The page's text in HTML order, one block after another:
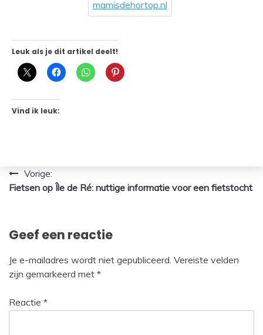
mamisdehortop.nl
Leuk als je dit artikel deelt!
Vind ik leuk:
Bericht
navigatie
Vorige:
Fietsen op Île de Ré: nuttige informatie voor een fietstocht
Geef een reactie
Je e-mailadres wordt niet gepubliceerd. Vereiste velden
zijn gemarkeerd met *
Reactie *